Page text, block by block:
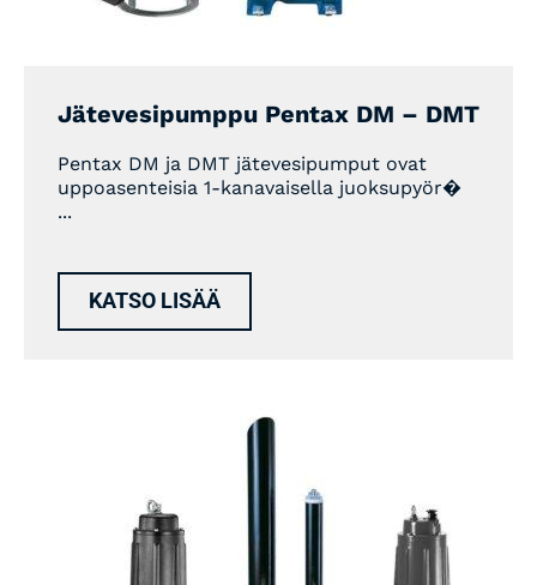
Jätevesipumppu Pentax DM – DMT
Pentax DM ja DMT jätevesipumput ovat
uppoasenteisia 1-kanavaisella juoksupyör�
...
KATSO LISÄÄ